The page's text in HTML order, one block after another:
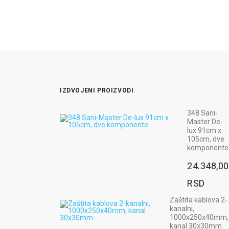
IZDVOJENI PROIZVODI
348 Sani-
Master De-
lux 91cm x
105cm, dve
komponente
24.348,00
RSD
Zaštita kablova 2-
kanalni,
1000x250x40mm,
kanal 30x30mm
Radna
MAX
boja
RSD
Ugaoni
pravougaoni,
crno-žuti